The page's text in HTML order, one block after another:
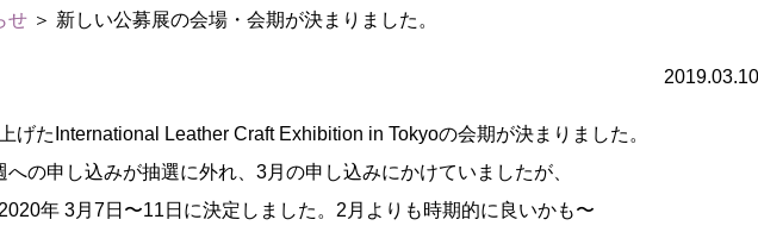
せ ＞ 新しい公募展の会場・会期が決まりました。
2019.03.10
げたInternational Leather Craft Exhibition in Tokyoの会期が決まりました。
への申し込みが抽選に外れ、3月の申し込みにかけていましたが、
年 3月7日〜11日に決定しました。2月よりも時期的に良いかも〜